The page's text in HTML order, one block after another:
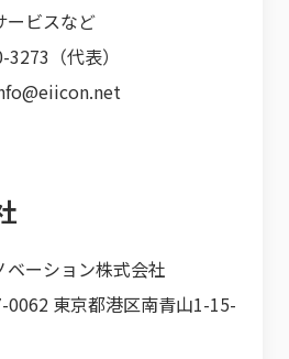
ービスなど
（代表）
ーション株式会社
0062 東京都港区南青山1-15-